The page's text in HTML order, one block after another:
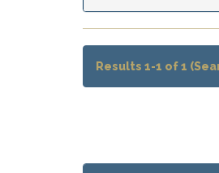
Results 1-1 of 1